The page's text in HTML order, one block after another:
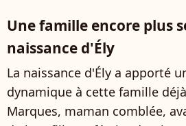
Une famille encore plus
naissance d'Ély
La naissance d'Ély a apporté
dynamique à cette famille
Marques, maman comblée,